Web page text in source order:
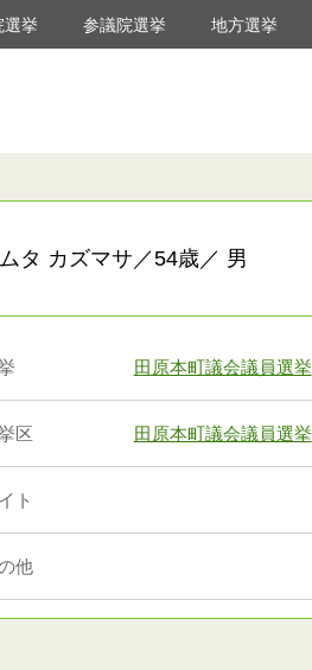
選挙 参議院選挙 地方選挙
ムタ カズマサ／54歳／ 男
田原本町議会議員選挙
区 田原本町議会議員選挙
ト
他